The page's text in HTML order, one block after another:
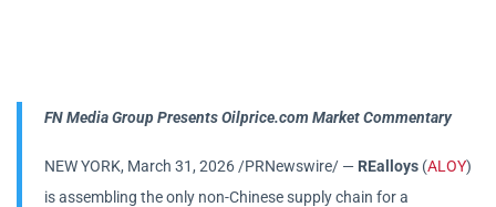
FN Media Group Presents Oilprice.com Market Commentary
NEW YORK, March 31, 2026 /PRNewswire/ — REalloys (ALOY)
is assembling the only non-Chinese supply chain for a